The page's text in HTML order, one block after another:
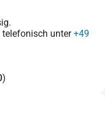
telefonisch unter+49
)